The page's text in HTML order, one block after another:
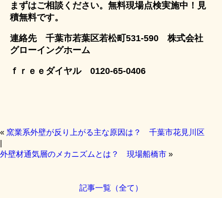
まずはご相談ください。無料現場点検実施中！見
積無料です。
連絡先 千葉市若葉区若松町531-590 株式会社
グローイングホーム
ｆｒｅｅダイヤル 0120-65-0406
« 窯業系外壁が反り上がる主な原因は？ 千葉市花見川区
外壁材通気層のメカニズムとは？ 現場船橋市 »
記事一覧（全て）